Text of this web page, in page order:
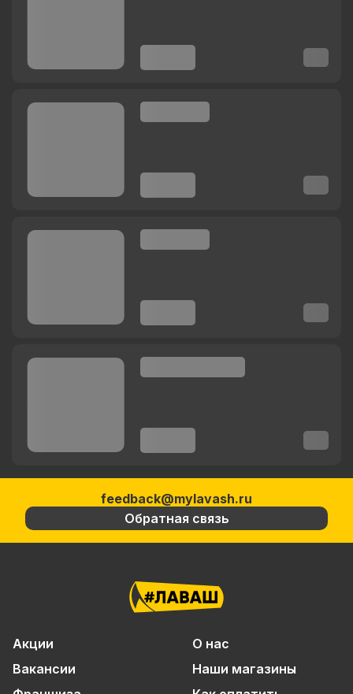
feedback@mylavash.ru
Обратная связь
Акции
О нас
Вакансии
Наши магазины